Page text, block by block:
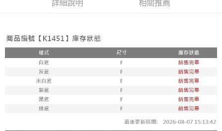
付款後7-11取貨
每筆NT$65，滿NT$688(含以上)免運費
每筆NT$80，滿NT$1,000(含以上)免運費
宅配(外島)
詳細說明 相關推薦